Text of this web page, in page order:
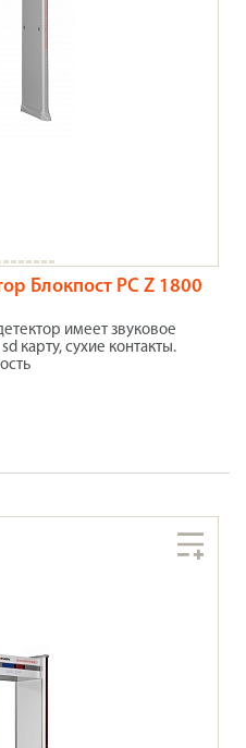
Блокпост PC Z 1800
имеет звуковое
карту, сухие контакты.